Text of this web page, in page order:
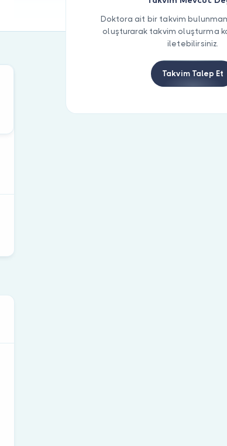
Doktora ait bir takvim
oluşturarak takvim oluşturma
iletebilirsiniz.
Takvim Talep Et